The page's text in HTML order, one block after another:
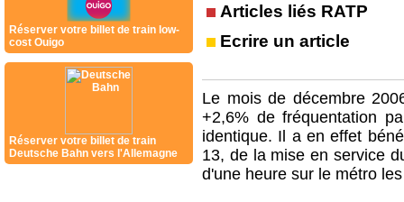
Réserver votre billet de train low-
cost Ouigo
Réserver votre billet de train
Deutsche Bahn vers l'Allemagne
Articles liés RATP
Ecrire un article
Le mois de décembre
+2,6% de fréquentation
identique. Il a en effet
13, de la mise en service
d'une heure sur le métro